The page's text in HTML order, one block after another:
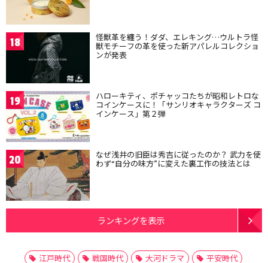
18 怪獣革を纏う！ダダ、エレキング…ウルトラ怪
獣モチーフの革を使った新アパレルコレクショ
ンが発表
19 ハローキティ、ポチャッコたちが昭和レトロな
コインケースに！「サンリオキャラクターズ コ
インケース」第２弾
20 なぜ浅井の旧臣は秀吉に従ったのか？ 武力を使
わず“自分の味方”に変えた裏工作の技法とは
ランキングを表示
江戸時代 戦国時代 大河ドラマ
平安時代